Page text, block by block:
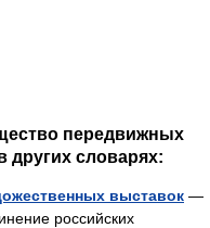
передвижных
других словарях:
выставок —
российских